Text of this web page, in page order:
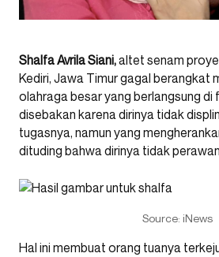
Shalfa AvrilaSiani,altet senam
Kediri, Jawa Timur gagal berangkat
olahraga besar yang berlangsung di
disebakan karena dirinya tidak
tugasnya, namun yang
dituding bahwa dirinya tidak
Source: iNews
Hal ini membuat orang tuanya